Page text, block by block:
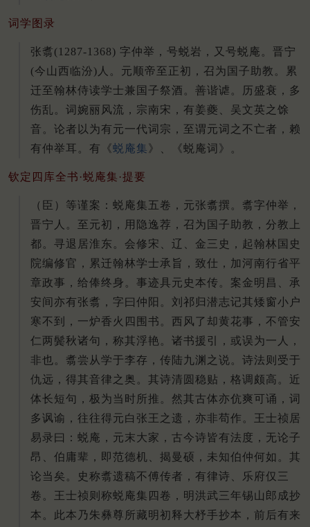
词学图录
张翥(1287-1368) 字仲举，号蜕岩，又号蜕庵。晋宁
(今山西临汾)人。元顺帝至正初，召为国子助教。累
迁至翰林侍读学士兼国子祭酒。善谐谑。历盛衰，多
伤乱。词婉丽风流，宗南宋，有姜夔、吴文英之馀
音。论者以为有元一代词宗，至谓元词之不亡者，赖
有仲举耳。有《蜕庵集》、《蜕庵词》。
钦定四库全书·蜕庵集·提要
（臣）等谨案：蜕庵集五卷，元张翥撰。翥字仲举，
晋宁人。至元初，用隐逸荐，召为国子助教，分教上
都。寻退居淮东。会修宋、辽、金三史，起翰林国史
院编修官，累迁翰林学士承旨，致仕，加河南行省平
章政事，给俸终身。事迹具元史本传。案金明昌、承
安间亦有张翥，字曰仲阳。刘祁归潜志记其矮窗小户
寒不到，一炉香火四围书。西风了却黄花事，不管安
仁两鬓秋诸句，称其浮艳。诸书援引，或误为一人，
非也。翥尝从学于李存，传陆九渊之说。诗法则受于
仇远，得其音律之奥。其诗清圆稳贴，格调颇高。近
体长短句，极为当时所推。然其古体亦伉爽可诵，词
多讽谕，往往得元白张王之遗，亦非苟作。王士祯居
易录曰：蜕庵，元末大家，古今诗皆有法度，无论子
昂、伯庸辈，即范德机、揭曼硕，未知伯仲何如。其
论当矣。史称翥遗稿不傅传者，有律诗、乐府仅三
卷。王士祯则称蜕庵集四卷，明洪武三年锡山郎成抄
本。此本乃朱彝尊所藏明初释大杼手抄本，前后有来